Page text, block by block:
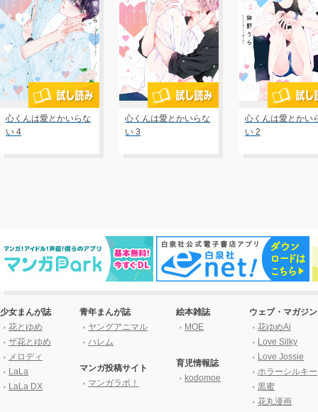
心くんは愛とかいらな
い 4
心くんは愛とかいらな
い 3
心くんは愛とかい
い 2
少女まんが誌
花とゆめ
ザ花とゆめ
メロディ
LaLa
LaLa DX
青年まんが誌
ヤングアニマル
ハレム
マンガ投稿サイト
マンガラボ！
絵本雑誌
MOE
育児情報誌
kodomoe
ウェブ・マガジン
花ゆめAi
Love Silky
Love Jossie
ホラーシルキー
黒蜜
花丸漫画